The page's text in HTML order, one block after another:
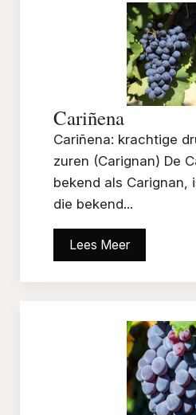
Cariñena
Cariñena: krachtige
zuren (Carignan) De
bekend als Carignan,
die bekend...
Lees Meer